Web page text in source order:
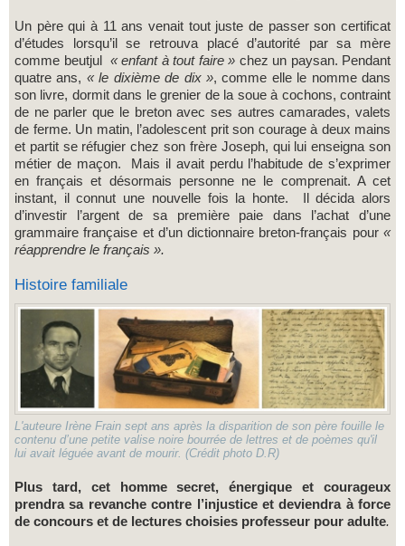
Un père qui à 11 ans venait tout juste de passer son certificat
d’études lorsqu’il se retrouva placé d’autorité par sa mère
comme beutjul « enfant à tout faire » chez un paysan. Pendant
quatre ans, « le dixième de dix », comme elle le nomme dans
son livre, dormit dans le grenier de la soue à cochons, contraint
de ne parler que le breton avec ses autres camarades, valets
de ferme. Un matin, l’adolescent prit son courage à deux mains
et partit se réfugier chez son frère Joseph, qui lui enseigna son
métier de maçon. Mais il avait perdu l’habitude de s’exprimer
en français et désormais personne ne le comprenait. A cet
instant, il connut une nouvelle fois la honte. Il décida alors
d’investir l’argent de sa première paie dans l’achat d’une
grammaire française et d’un dictionnaire breton-français pour«
réapprendre le français ».
Histoire familiale
L'auteure Irène Frain sept ans après la disparition de son père fouille le
contenu d’une petite valise noire bourrée de lettres et de poèmes qu'il
lui avait léguée avant de mourir. (Crédit photo D.R)
Plus tard, cet homme secret, énergique et courageux
prendra sa revanche contre l’injustice et deviendra à force
de concours et de lectures choisies professeur pour adulte.